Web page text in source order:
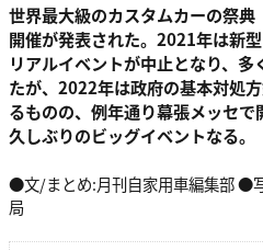
世界最大級のカスタムカーの祭
開催が発表された。2021年は新
リアルイベントが中止となり、
たが、2022年は政府の基本対処
るものの、例年通り幕張メッセで
久しぶりのビッグイベントなる。
●文/まとめ:月刊自家用車編集部 ●
局